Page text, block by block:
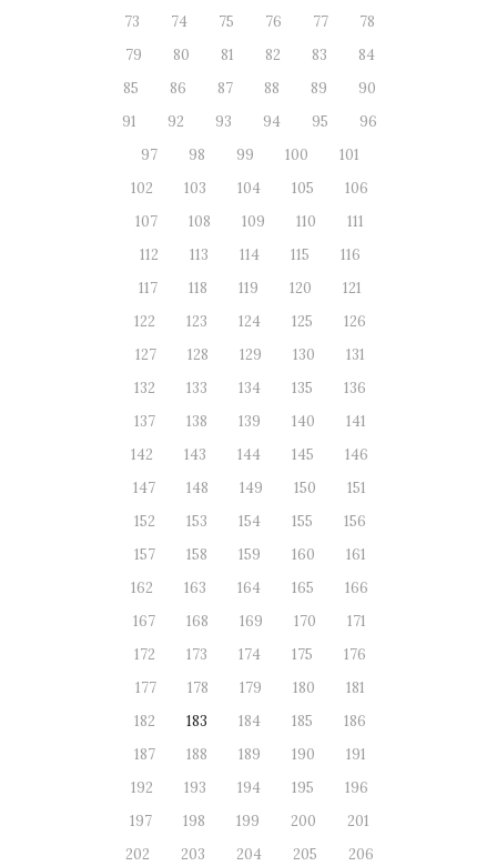
73
74 75 76 77
78
79
80 81 82 83
84
85
86 87 88 89
90
91
92 93 94 95
96
97
98 99 100
101
102
103 104 105
106
107
108 109 110
111
112
113 114 115
116
117
118 119 120
121
122
123 124 125
126
127
128 129 130
131
132
133 134 135
136
137
138 139 140
141
142
143 144 145
146
147
148 149 150
151
152
153 154 155
156
157
158 159 160
161
162
163 164 165
166
167
168 169 170
171
172
173 174 175
176
177
178 179 180
181
182
183 184 185
186
187
188 189 190
191
192
193 194 195
196
197
198 199 200
201
202
203 204 205
206